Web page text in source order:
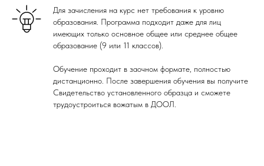
Для зачисления на курс нет требования к уровню
образования. Программа подходит даже для лиц
имеющих только основное общее или среднее общее
образование (9 или 11 классов).
Обучение проходит в заочном формате, полностью
дистанционно. После завершения обучения вы получите
Свидетельство установленного образца и сможете
трудоустроиться вожатым в ДООЛ.